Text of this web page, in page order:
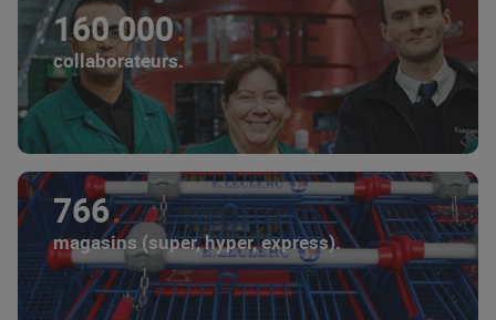
160 000
collaborateurs.
766
magasins (super, hyper, express).